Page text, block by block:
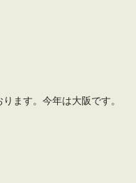
ます。今年は大阪です。